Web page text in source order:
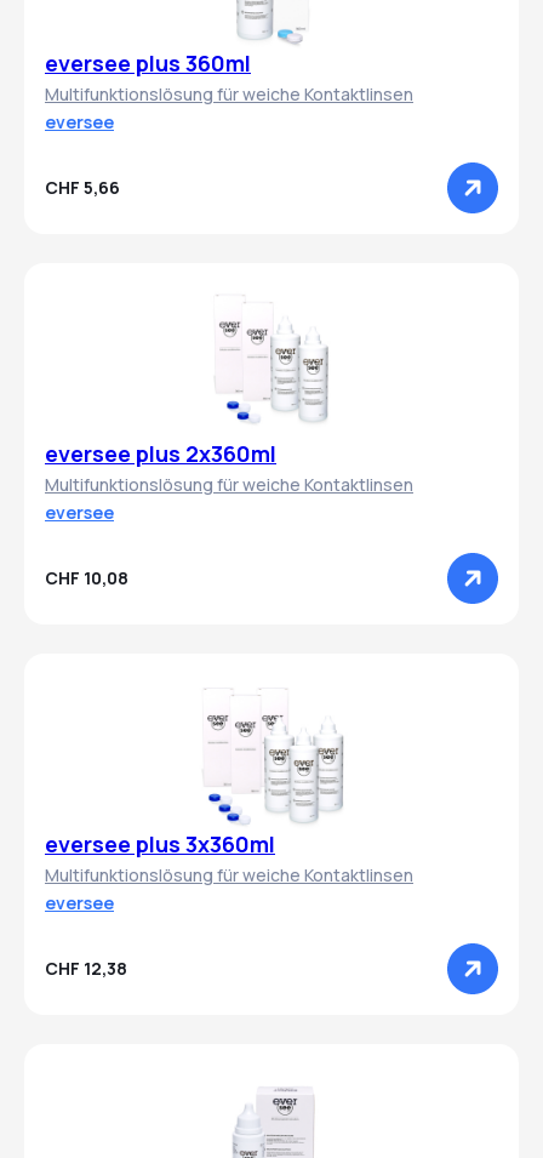
eversee plus 360ml
Multifunktionslösung für weiche Kontaktlinsen
eversee
CHF 5,66
eversee plus 2x360ml
Multifunktionslösung für weiche Kontaktlinsen
eversee
CHF 10,08
eversee plus 3x360ml
Multifunktionslösung für weiche Kontaktlinsen
eversee
CHF 12,38